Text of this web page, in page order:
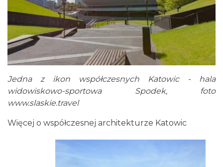
Jedna z ikon współczesnych Katowic - hala
widowiskowo-sportowa Spodek, foto
www.slaskie.travel
Więcej o współczesnej architekturze Katowic